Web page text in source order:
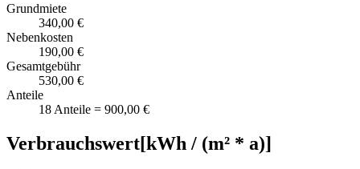
Grundmiete
340,00 €
Nebenkosten
190,00 €
Gesamtgebühr
530,00 €
Anteile
18 Anteile = 900,00 €
Verbrauchswert[kWh / (m² * a)]